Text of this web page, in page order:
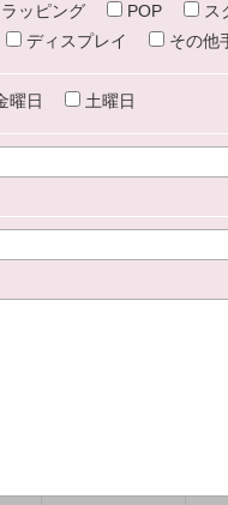
ラッピング POP
ス
ディスプレイ その他
曜日 土曜日